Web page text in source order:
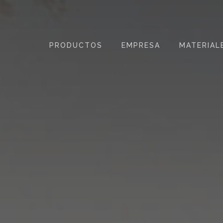
PRODUCTOS EMPRESA